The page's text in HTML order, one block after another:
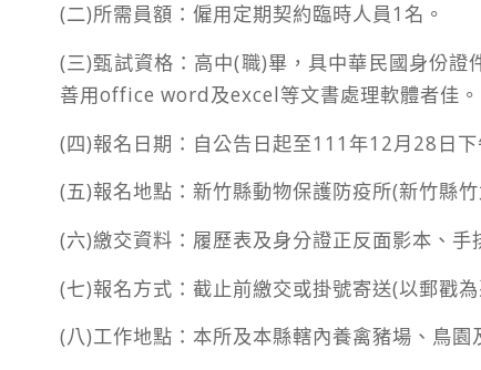
(二)所需員額：僱用定期契約臨時人員1名。
(三)甄試資格：高中(職)畢，具中華民國身份證
善用office word及excel等文書處理軟體者佳。
(四)報名日期：自公告日起至111年12月28日下
(五)報名地點：新竹縣動物保護防疫所(新竹縣
(六)繳交資料：履歷表及身分證正反面影本、手
(七)報名方式：截止前繳交或掛號寄送(以郵戳
(八)工作地點：本所及本縣轄內養禽豬場、鳥園